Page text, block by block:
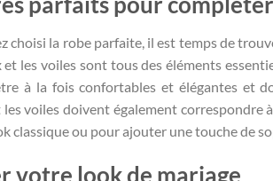
choisi la robe parfaite, il est temps de
et les voiles sont tous des éléments
à la fois confortables et élégantes et
les voiles doivent également
classique ou pour ajouter une touche de
votre look de mariage